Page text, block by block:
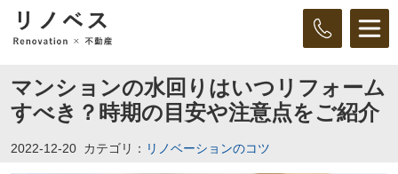
マンションの水回りはいつリフォーム
すべき？時期の目安や注意点をご紹介
2022-12-20 カテゴリ： リノベーションのコツ